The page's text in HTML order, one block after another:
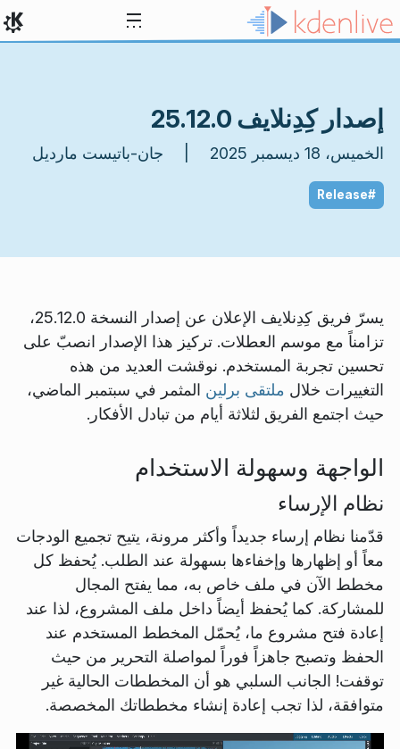
تخط المحتوى
إصدار كِدِنلايف 25.12.0
الخميس، 18 ديسمبر 2025 | جان-باتيست مارديل
#Release
يسرّ فريق كِدِنلايف الإعلان عن إصدار النسخة 25.12.0،
تزامناً مع موسم العطلات. تركيز هذا الإصدار انصبّ على
تحسين تجربة المستخدم. نوقشت العديد من هذه
التغييرات خلال ملتقى برلين المثمر في سبتمبر الماضي،
حيث اجتمع الفريق لثلاثة أيام من تبادل الأفكار.
الواجهة وسهولة الاستخدام
نظام الإرساء
قدّمنا نظام إرساء جديداً وأكثر مرونة، يتيح تجميع الودجات
معاً أو إظهارها وإخفاءها بسهولة عند الطلب. يُحفظ كل
مخطط الآن في ملف خاص به، مما يفتح المجال
للمشاركة. كما يُحفظ أيضاً داخل ملف المشروع، لذا عند
إعادة فتح مشروع ما، يُحمّل المخطط المستخدم عند
الحفظ وتصبح جاهزاً فوراً لمواصلة التحرير من حيث
توقفت! الجانب السلبي هو أن المخططات الحالية غير
متوافقة، لذا تجب إعادة إنشاء مخططاتك المخصصة.